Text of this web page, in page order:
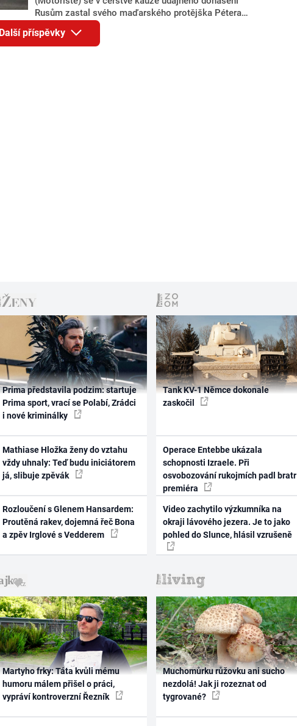
Rusům zastal svého maďarského protějška Pétera
Szijjárta. Deník Washington Post (WP), který
informaci přinesl, lídr Motoristů nepovažuje za
„nejdůvěryhodnější“ a kauzu označuje za „snahu
Další příspěvky
Prima představila podzim: startuje
Prima sport, vrací se Polabí, Zrádci
i nové kriminálky
Mathiase Hložka ženy do vztahu
vždy uhnaly: Teď budu iniciátorem
já, slibuje zpěvák
Rozloučení s Glenem Hansardem:
Proutěná rakev, dojemná řeč Bona
a zpěv Irglové s Vedderem
Tank KV-1 Němce dokonale
zaskočil
Operace Entebbe ukázala
schopnosti Izraele. Při
osvobozování rukojmích padl bratr
premiéra
Video zachytilo výzkumníka na
okraji lávového jezera. Je to jako
pohled do Slunce, hlásil vzrušeně
Martyho frky: Táta kvůli mému
humoru málem přišel o práci,
vypráví kontroverzní Řezník
Muchomůrku růžovku ani sucho
nezdolá! Jak ji rozeznat od
tygrované?